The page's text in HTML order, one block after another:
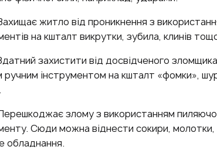
житло від проникнення з
на кшталт викрутки, зубила, клинів
захистити від досвідченого
ручним інструментом на кшталт «фомки»,
злому з використанням
Сюди можна віднести сокири, молотки,
обладнання.